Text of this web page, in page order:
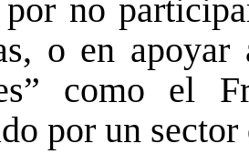
no
o en apoyar
como el
por un